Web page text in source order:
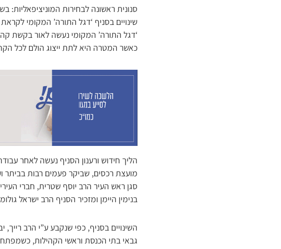
סנונית ראשונה לבחירות המוניציפאליות:
שינויים בסניף ‘דגל התורה’ המקומי
‘דגל התורה’ המקומי נעשה לאור בקשת
כאשר המטרה היא לתת ייצוג הולם לכל
הליך חידוש ורענון הסניף נעשה לאחר
מועצת רכסים, שביקר פעמים רבות בביתר
סגן ראש העיר הרב יוסף שטרית, חברי
בנימין היימן ומזכיר הסניף הרב ישראל
השינויים בסניף, כפי שנקבע ע”י הרב
גבאי בתי הכנסת וראשי הקהילות,